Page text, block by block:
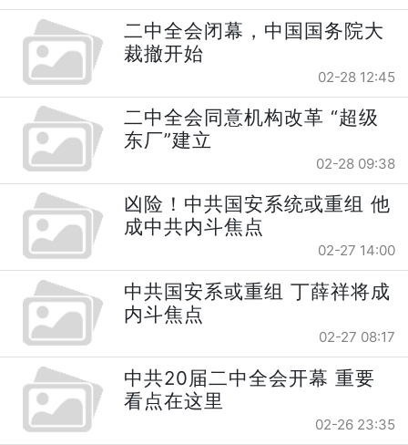
二中全会闭幕，中国国务院大
裁撤开始
02-28 12:45
二中全会同意机构改革 “超级
东厂”建立
02-28 09:38
凶险！中共国安系统或重组 他
成中共内斗焦点
02-27 14:00
中共国安系或重组 丁薛祥将成
内斗焦点
02-27 08:17
中共20届二中全会开幕 重要
看点在这里
02-26 23:35